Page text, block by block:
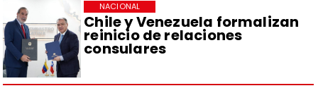
Chile y Venezuela formalizan
reinicio de relaciones
consulares
NACIONAL